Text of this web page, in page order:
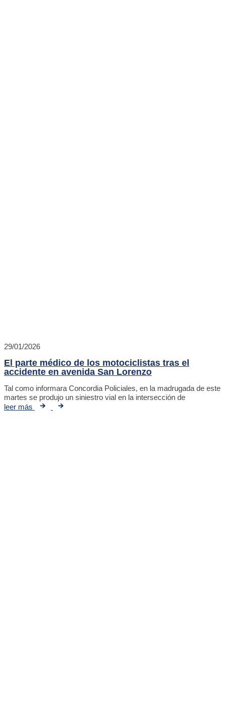
29/01/2026
El parte médico de los motociclistas tras el
accidente en avenida San Lorenzo
Tal como informara Concordia Policiales, en la madrugada de este
martes se produjo un siniestro vial en la intersección de
leer más